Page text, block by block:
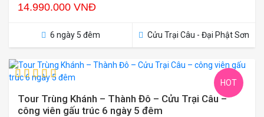
14.990.000 VNĐ
6 ngày 5 đêm Cửu Trại Câu - Đại Phật Sơn
HOT
Tour Trùng Khánh – Thành Đô – Cửu Trại Câu –
công viên gấu trúc 6 ngày 5 đêm